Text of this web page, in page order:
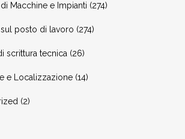
Macchine e Impianti (274)
posto di lavoro (274)
scrittura tecnica (26)
e Localizzazione (14)
(2)